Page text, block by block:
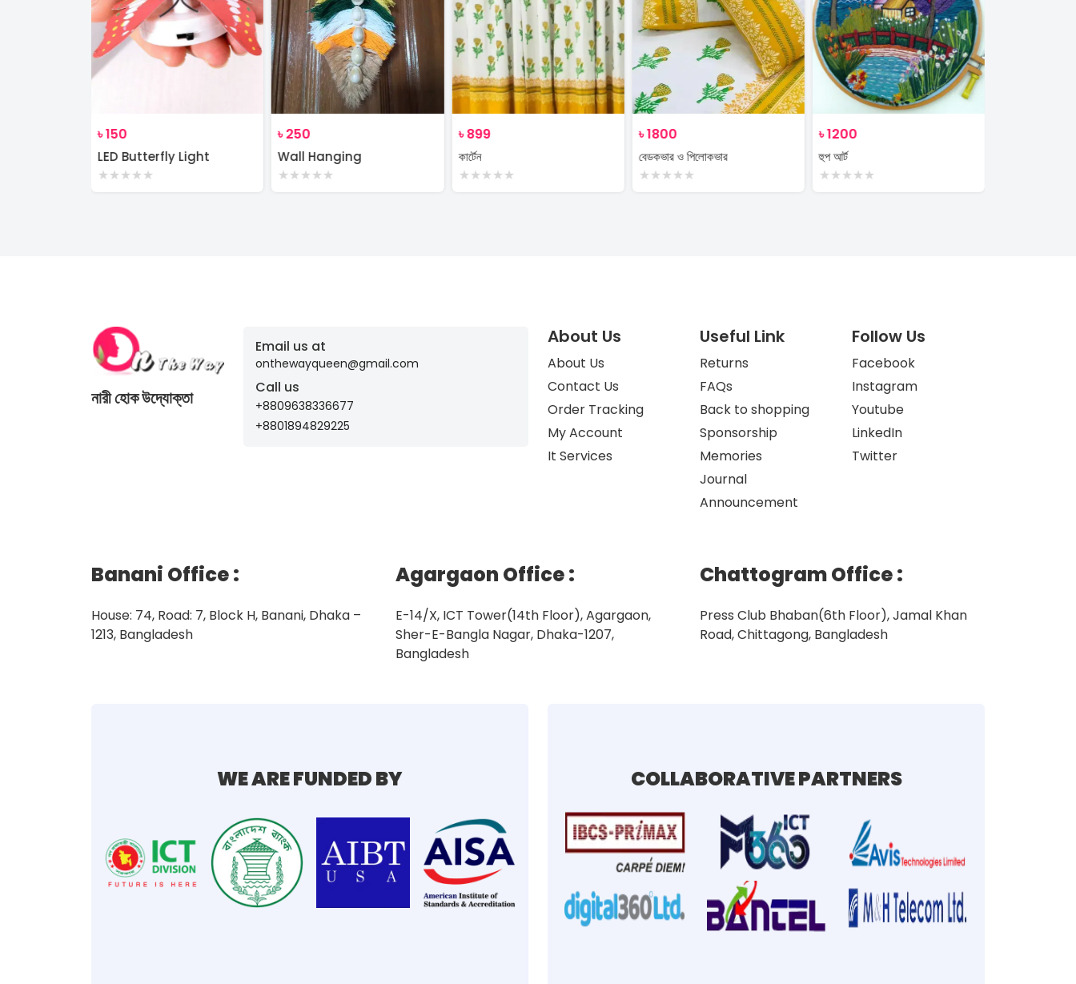
৳150
LED Butterfly Light
★★★★★
৳250
Wall Hanging
★★★★★
৳899
কার্টেন
★★★★★
৳1800
বেডকভার ও পিলোকভার
★★★★★
৳1200
হুপ আর্ট
★★★★★
নারী হোক উদ্যোক্তা
Email us at
onthewayqueen@gmail.com
Call us
+8809638336677
+8801894829225
About Us
About Us
Contact Us
Order Tracking
My Account
It Services
Useful Link
Returns
FAQs
Back to shopping
Sponsorship
Memories
Journal
Announcement
Follow Us
Facebook
Instagram
Youtube
LinkedIn
Twitter
Banani Office:
House: 74, Road: 7, Block H, Banani, Dhaka –
1213, Bangladesh
Agargaon Office:
E-14/X, ICT Tower(14th Floor), Agargaon,
Sher-E-Bangla Nagar, Dhaka-1207,
Bangladesh
Chattogram Office:
Press Club Bhaban(6th Floor), Jamal Khan
Road, Chittagong, Bangladesh
WE ARE FUNDED BY COLLABORATIVE PARTNERS